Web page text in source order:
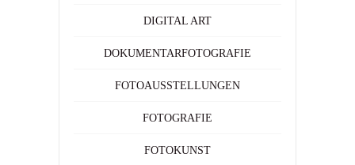
DIGITAL ART
DOKUMENTARFOTOGRAFIE
FOTOAUSSTELLUNGEN
FOTOGRAFIE
FOTOKUNST